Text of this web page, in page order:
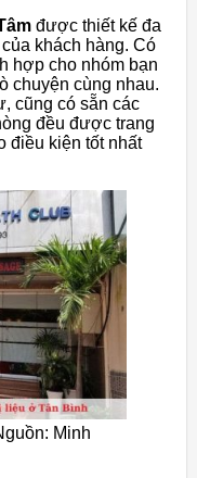
được thiết kế đa
khách hàng. Có
hợp cho nhóm bạn
chuyện cùng nhau.
cũng có sẵn các
đều được trang
điều kiện tốt nhất
Minh